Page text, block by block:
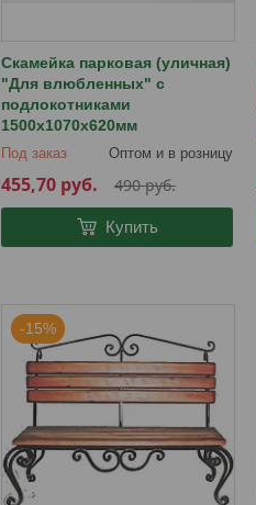
Скамейка парковая (уличная)
"Для влюбленных" с
подлокотниками
1500х1070х620мм
Под заказ Оптом и в розницу
490руб.
455,70 руб.
Купить
-15%